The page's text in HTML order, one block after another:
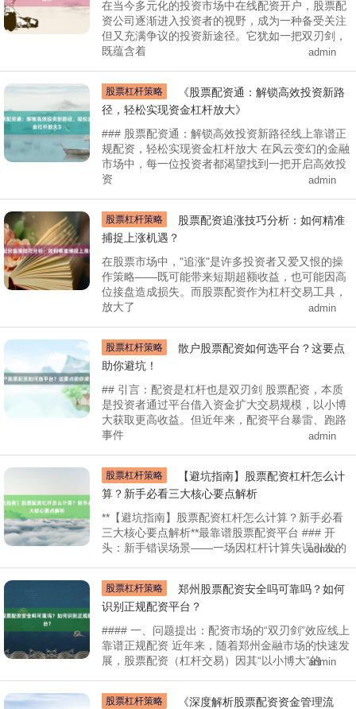
在当今多元化的投资市场中在线配资开户，股票配
资公司逐渐进入投资者的视野，成为一种备受关注
但又充满争议的投资新途径。它犹如一把双刃剑，
既蕴含着
admin
股票杠杆策略
径，轻松实现资金杠杆放大》
### 股票配资通：解锁高效投资新路径线上靠谱正
规配资，轻松实现资金杠杆放大 在风云变幻的金融
市场中，每一位投资者都渴望找到一把开启高效投
资
admin
股票杠杆策略
捕捉上涨机遇？
在股票市场中，"追涨"是许多投资者又爱又恨的操
作策略——既可能带来短期超额收益，也可能因高
位接盘造成损失。而股票配资作为杠杆交易工具，
放大了
admin
股票杠杆策略
助你避坑！
## 引言：配资是杠杆也是双刃剑 股票配资，本质
是投资者通过平台借入资金扩大交易规模，以小博
大获取更高收益。但近年来，配资平台暴雷、跑路
事件
admin
股票杠杆策略
算？新手必看三大核心要点解析
**【避坑指南】股票配资杠杆怎么计算？新手必看
三大核心要点解析**最靠谱股票配资平台 ### 开
头：新手错误场景——一场因杠杆计算失误引发的
admin
股票杠杆策略
识别正规配资平台？
#### 一、问题提出：配资市场的“双刃剑”效应线上
靠谱正规配资 近年来，随着郑州金融市场的快速发
展，股票配资（杠杆交易）因其“以小博大”的admin
股票杠杆策略